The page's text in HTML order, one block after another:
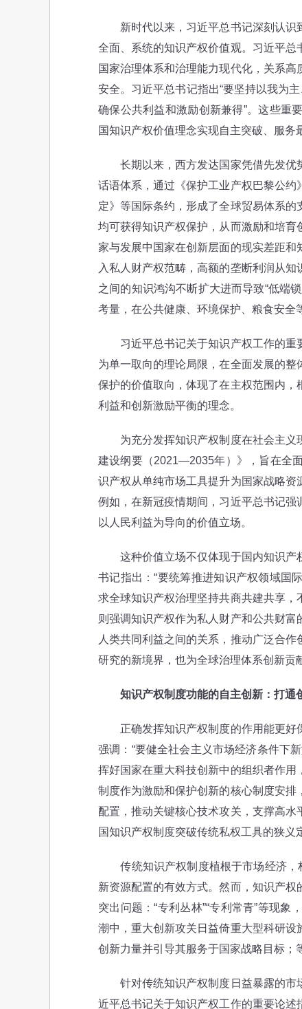
新时代以来，习近平总书记深刻认识
全面、系统的知识产权价值观。习近平
国家治理体系和治理能力现代化，关系
安全。习近平总书记指出“要坚持以我为
确保公共利益和激励创新兼得”。这些重
国知识产权价值理念实现自主突破、服务
长期以来，西方发达国家凭借先发优
话语体系，通过《保护工业产权巴黎公
定》等国际条约，形成了全球贸易体系
均可获得知识产权保护，从而激励和培
家与发展中国家在创新层面的现实差距
入私人财产权范畴，高额的垄断利润从
之间的知识鸿沟不断扩大进而导致“低端
考量，在公共健康、环境保护、粮食安全
习近平总书记关于知识产权工作的重
为单一取向的理论局限，在全面发展的
保护的价值取向，体现了在主权范围内
利益和创新激励平衡的理念。
为充分发挥知识产权制度在社会主义
建设纲要（2021—2035年）》，旨在全
识产权从单纯市场工具提升为国家战略资
例如，在新冠疫情期间，习近平总书记强
以人民利益为导向的价值立场。
这种价值立场不仅体现于国内知识产
书记指出：“要统筹推进知识产权领域国
求全球知识产权治理坚持共商共建共享
则强调知识产权作为私人财产和公共财
人类共同利益之间的关系，推动广泛合
研究的新境界，也为全球治理体系创新贡
知识产权制度功能的自主创新：打通
正确发挥知识产权制度的作用能更好
强调：“要健全社会主义市场经济条件下
挥好国家在重大科技创新中的组织者作
制度作为激励和保护创新的核心制度安
配置，推动关键核心技术攻关，支撑高
国知识产权制度突破传统私权工具的狭义
传统知识产权制度植根于市场经济，
新资源配置的有效方式。然而，知识产
突出问题：“专利丛林”“专利常青”等现
潮中，重大创新攻关日益倚重大型科研设
创新力量并引导其服务于国家战略目标；
针对传统知识产权制度日益暴露的市
近平总书记关于知识产权工作的重要论